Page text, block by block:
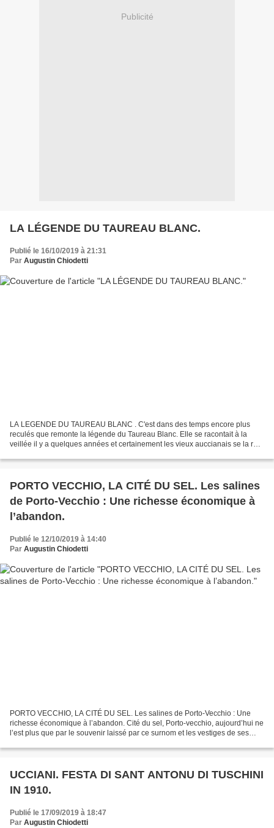
Publicité
LA LÉGENDE DU TAUREAU BLANC.
Publié le 16/10/2019 à 21:31
Par Augustin Chiodetti
LA LEGENDE DU TAUREAU BLANC . C'est dans des temps encore plus
reculés que remonte la Iégende du Taureau Blanc. Elle se racontait à la
veillée il y a quelques années et certainement les vieux auccianais se la rap
PORTO VECCHIO, LA CITÉ DU SEL. Les salines
de Porto-Vecchio : Une richesse économique à
l’abandon.
Publié le 12/10/2019 à 14:40
Par Augustin Chiodetti
PORTO VECCHIO, LA CITÉ DU SEL. Les salines de Porto-Vecchio : Une
richesse économique à l’abandon. Cité du sel, Porto-vecchio, aujourd’hui ne
l’est plus que par le souvenir laissé par ce surnom et les vestiges de ses
UCCIANI. FESTA DI SANT ANTONU DI TUSCHINI
IN 1910.
Publié le 17/09/2019 à 18:47
Par Augustin Chiodetti